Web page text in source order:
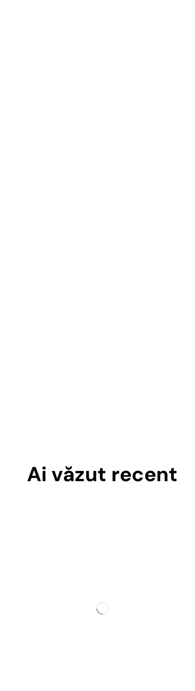
Ai văzut recent